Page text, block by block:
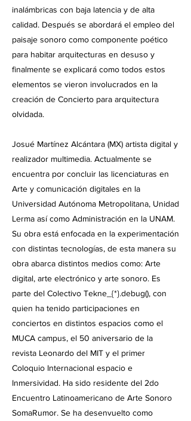
inalámbricas con baja latencia y de alta
calidad. Después se abordará el empleo del
paisaje sonoro como componente poético
para habitar arquitecturas en desuso y
finalmente se explicará como todos estos
elementos se vieron involucrados en la
creación de Concierto para arquitectura
olvidada.
Josué Martínez Alcántara (MX) artista digital y
realizador multimedia. Actualmente se
encuentra por concluir las licenciaturas en
Arte y comunicación digitales en la
Universidad Autónoma Metropolitana, Unidad
Lerma así como Administración en la UNAM.
Su obra está enfocada en la experimentación
con distintas tecnologías, de esta manera su
obra abarca distintos medios como: Arte
digital, arte electrónico y arte sonoro. Es
parte del Colectivo Tekne_{*}.debug(), con
quien ha tenido participaciones en
conciertos en distintos espacios como el
MUCA campus, el 50 aniversario de la
revista Leonardo del MIT y el primer
Coloquio Internacional espacio e
Inmersividad. Ha sido residente del 2do
Encuentro Latinoamericano de Arte Sonoro
SomaRumor. Se ha desenvuelto como